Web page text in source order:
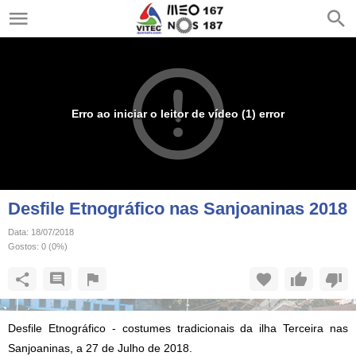
Erro ao iniciar o leitor de vídeo (1) error
Desfile Etnográfico nas Sanjoaninas 2018
Data: 18/07/2018
Gostos: 0 (0%)
Desfile Etnográfico - costumes tradicionais da ilha Terceira nas
Sanjoaninas, a 27 de Julho de 2018.